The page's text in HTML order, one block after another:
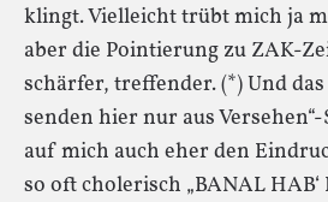
klingt. Vielleicht trübt mich ja
aber die Pointierung zu ZAK-
schärfer, treffender. (*) Und
senden hier nur aus
auf mich auch eher den
so oft cholerisch „BANAL HAB‘